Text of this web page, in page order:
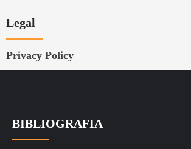
Legal
Privacy Policy
BIBLIOGRAFIA